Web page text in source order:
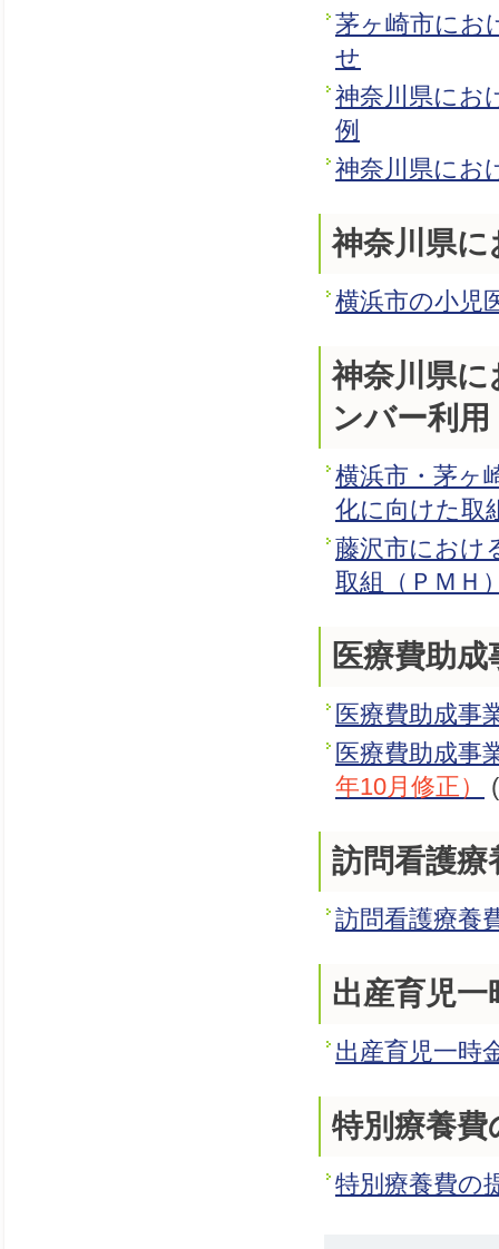
茅ヶ崎市にお
せ
神奈川県にお
例
神奈川県にお
神奈川県
横浜市の小児
神奈川県
ンバー利
横浜市・茅ヶ
化に向けた取
藤沢市におけ
取組（ＰＭＨ
医療費助
医療費助成事
医療費助成事
年10月修正）
訪問看護
訪問看護療養
出産育児
出産育児一時
特別療養
特別療養費の